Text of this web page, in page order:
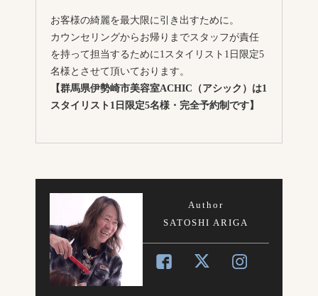
お客様の綺麗を最大限に引き出すために。
カウンセリングからお帰りまでスタッフが責任
を持って担当するために1スタイリスト1日限定5
名様とさせて頂いております。
【群馬県伊勢崎市美容室ACHIC（アシック）は1
スタイリスト1日限定5名様・完全予約制です】
Author
SATOSHI ARIGA